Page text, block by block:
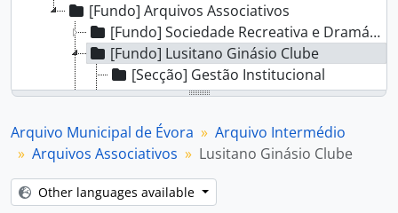
[Fundo] Arquivos Associativos
[Fundo] Sociedade Recreativa e Dramática Eborense
[Fundo] Lusitano Ginásio Clube
[Secção] Gestão Institucional
[Secção] Gestão dos Associados
[Secção] Gestão Financeira
[Secção] Atividades e Iniciativas
[Fundo] Associação Comercial do Distrito de Évora
[Fundo] Associação Humanitária dos Bombeiros Voluntários de Évora
Arquivo Municipal de Évora
Arquivo Intermédio
Arquivos Associativos
Lusitano Ginásio Clube
Other languages available